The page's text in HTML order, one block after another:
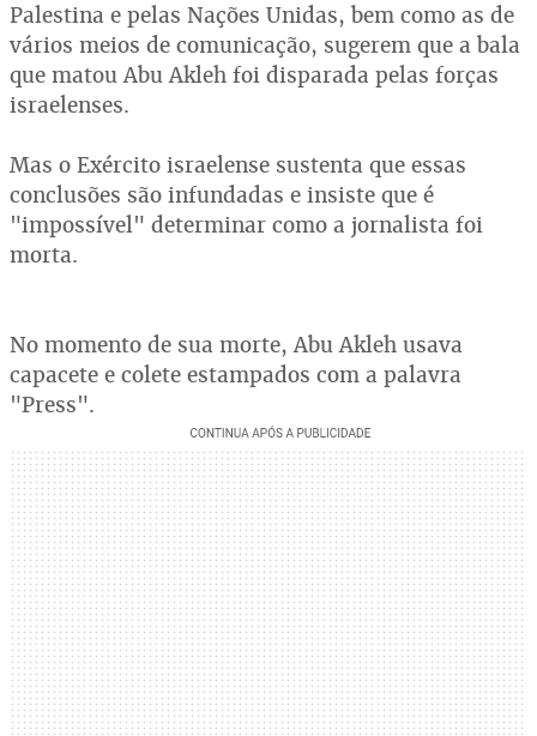
Palestina e pelas Nações Unidas, bem como as de
vários meios de comunicação, sugerem que a bala
que matou Abu Akleh foi disparada pelas forças
israelenses.
Mas o Exército israelense sustenta que essas
conclusões são infundadas e insiste que é
"impossível" determinar como a jornalista foi
morta.
No momento de sua morte, Abu Akleh usava
capacete e colete estampados com a palavra
"Press".